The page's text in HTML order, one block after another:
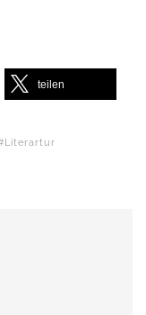
teilen
Literartur